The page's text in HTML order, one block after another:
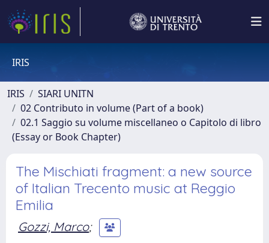
IRIS
IRIS
SIARI UNITN
02 Contributo in volume (Part of a book)
02.1 Saggio su volume miscellaneo o Capitolo di libro
(Essay or Book Chapter)
The Mischiati fragment: a new source
of Italian Trecento music at Reggio
Emilia
Gozzi, Marco;